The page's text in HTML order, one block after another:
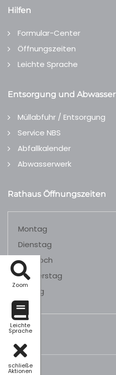
Zoom
Leichte
Sprache
schließe
Aktionen
Hilfen
Formular-Center
Öffnungszeiten
Leichte Sprache
Entsorgung und Abwasser
Müllabfuhr / Entsorgung
Service NBS
Abfallkalender
Abwasserwerk
Rathaus Öffnungszeiten
Montag
Dienstag
Mittwoch
Donnerstag
Freitag